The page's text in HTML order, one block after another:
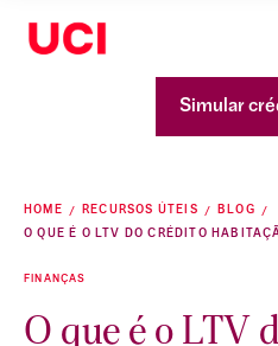
Simular
HOME RECURSOS ÚTEIS
BLOG
O QUE É O LTV DO CRÉDITO
FINANÇAS
O que é o LTV